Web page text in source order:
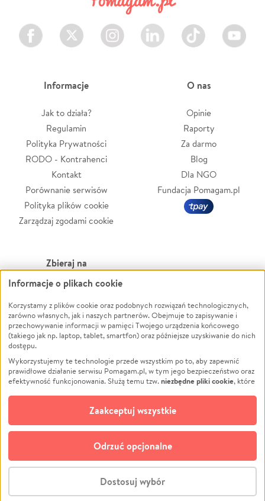
Stwórz zbiórkę - za darmo
Facebook Twitter Instagram LinkedIn TikTok Youtube
Informacje
Jak to działa?
Regulamin
Polityka Prywatności
RODO - Kontrahenci
Kontakt
Porównanie serwisów
Polityka plików cookie
Zarządzaj zgodami cookie
O nas
Opinie
Raporty
Za darmo
Blog
Dla NGO
Fundacja Pomagam.pl
Zbieraj na
Leczenie
Zwierzęta
Pożar
Ukraina
Pomoc Finansowa
Projekty
Pogrzeb
Społeczność lokalna
Kultura
Powódź
Wichura
NGO
Edukacja
Podróż
Impreza
Ochrona środowiska
Biznes
© CROWDING SP. Z O.O.
Informacje o plikach cookie
Korzystamy z plików cookie oraz podobnych rozwiązań technologicznych,
zarówno własnych, jak i naszych partnerów. Obejmuje to zapisywanie i
przechowywanie informacji w pamięci Twojego urządzenia końcowego
(takiego jak np. laptop, tablet, smartfon) oraz późniejsze uzyskiwanie do nich
dostępu.
Wykorzystujemy te technologie przede wszystkim po to, aby zapewnić
prawidłowe działanie serwisu Pomagam.pl, w tym jego bezpieczeństwo oraz
efektywność funkcjonowania. Służą temu tzw.niezbędne pliki cookie, które
opcjonalnych plików cookie
technologii do celów analitycznych i retargetingowych. Możesz wyrazić
zgodę na ich stosowanie lub jej odmówić. W dowolnym momencie masz
możliwość zmiany swoich preferencji na stronie „Zarządzaj zgodami cookie”,
do której link znajdziesz w stopce serwisu Pomagam.pl. Opcjonalne pliki
cookie wykorzystywane są w następujących celach:
działanie serwisu Pomagam.pl. Dzięki nim możemy zrozumieć, jak
użytkownicy korzystają z naszego serwisu – skąd trafiają do serwisu, jak
Dostosuj wybór
Odrzuć opcjonalne
Zaakceptuj wszystkie